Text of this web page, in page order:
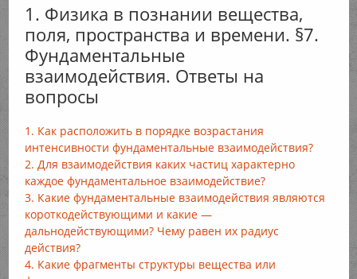
1. Физика в познании вещества,
поля, пространства и времени. §7.
Фундаментальные
взаимодействия. Ответы на
вопросы
1. Как расположить в порядке возрастания
интенсивности фундаментальные взаимодействия?
2. Для взаимодействия каких частиц характерно
каждое фундаментальное взаимодействие?
3. Какие фундаментальные взаимодействия являются
короткодействующими и какие —
дальнодействующими? Чему равен их радиус
действия?
4. Какие фрагменты структуры вещества или